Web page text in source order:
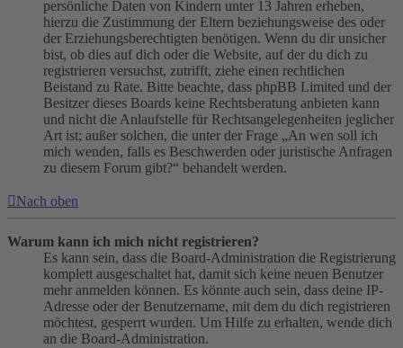
persönliche Daten von Kindern unter 13 Jahren erheben,
hierzu die Zustimmung der Eltern beziehungsweise des oder
der Erziehungsberechtigten benötigen. Wenn du dir unsicher
bist, ob dies auf dich oder die Website, auf der du dich zu
registrieren versuchst, zutrifft, ziehe einen rechtlichen
Beistand zu Rate. Bitte beachte, dass phpBB Limited und der
Besitzer dieses Boards keine Rechtsberatung anbieten kann
und nicht die Anlaufstelle für Rechtsangelegenheiten jeglicher
Art ist; außer solchen, die unter der Frage „An wen soll ich
mich wenden, falls es Beschwerden oder juristische Anfragen
zu diesem Forum gibt?“ behandelt werden.
Nach oben
Warum kann ich mich nicht registrieren?
Es kann sein, dass die Board-Administration die Registrierung
komplett ausgeschaltet hat, damit sich keine neuen Benutzer
mehr anmelden können. Es könnte auch sein, dass deine IP-
Adresse oder der Benutzername, mit dem du dich registrieren
möchtest, gesperrt wurden. Um Hilfe zu erhalten, wende dich
an die Board-Administration.